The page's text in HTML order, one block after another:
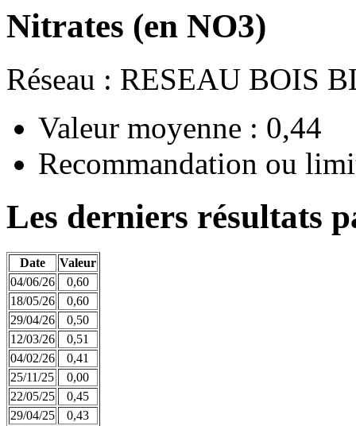
Nitrates (en NO3)
Réseau : RESEAU BOIS
Valeur moyenne : 0,44
Recommandation ou
Les derniers résultats
Date
Valeur
04/06/26
0,60
18/05/26
0,60
29/04/26
0,50
12/03/26
0,51
04/02/26
0,41
25/11/25
0,00
22/05/25
0,45
29/04/25
0,43